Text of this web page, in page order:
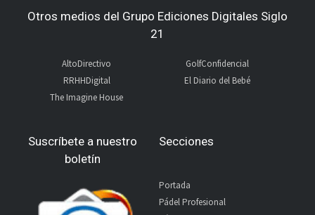
Otros medios del Grupo Ediciones Digitales Siglo
21
AltoDirectivo
RRHHDigital
The Imagine House
GolfConfidencial
El Diario del Bebé
Suscríbete a nuestro
boletín
Secciones
Portada
Pádel Profesional